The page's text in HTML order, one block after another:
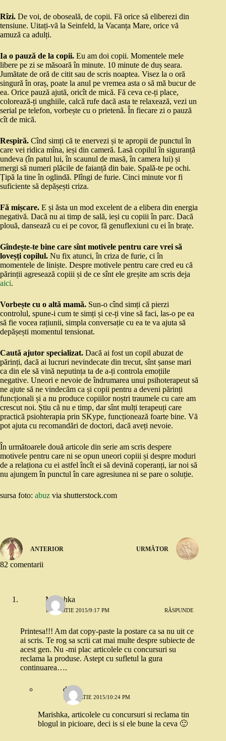
Rîzi. De voi, de oboseală, de copii. Fă orice să eliberezi din
tensiune. Uitați-vă la Seinfeld, la Vacanța Mare, orice vă
amuză ca adulți.
Ia o pauză de la copii. Eu am doi copii. Momentele mele
libere pe zi se măsoară în minute. 10 minute de duș seara.
Jumătate de oră de citit sau de scris noaptea. Visez la o oră
singură în oraș, poate la anul pe vremea asta o să mă bucur de
ea. Orice pauză ajută, oricît de mică. Fă ceva ce-ți place,
colorează-ți unghiile, calcă rufe dacă asta te relaxează, vezi un
serial pe telefon, vorbește cu o prietenă. În fiecare zi o pauză
cît de mică.
Respiră. Cînd simți că te enervezi și te apropii de punctul în
care vei ridica mîna, ieși din cameră. Lasă copilul în siguranță
undeva (în patul lui, în scaunul de masă, în camera lui) și
mergi să numeri plăcile de faianță din baie. Spală-te pe ochi.
Țipă la tine în oglindă. Plîngi de furie. Cinci minute vor fi
suficiente să depășești criza.
Fă mișcare. E și ăsta un mod excelent de a elibera din energia
negativă. Dacă nu ai timp de sală, ieși cu copiii în parc. Dacă
plouă, dansează cu ei pe covor, fă genuflexiuni cu ei în brațe.
Gîndește-te bine care sînt motivele pentru care vrei să
loveșți copilul. Nu fix atunci, în criza de furie, ci în
momentele de liniște. Despre motivele pentru care cred eu că
părinții agresează copiii și de ce sînt ele greșite am scris deja
aici.
Vorbește cu o altă mamă. Sun-o cînd simți că pierzi
controlul, spune-i cum te simți și ce-ți vine să faci, las-o pe ea
să fie vocea rațiunii, simpla conversație cu ea te va ajuta să
depășești momentul tensionat.
Caută ajutor specializat. Dacă ai fost un copil abuzat de
părinți, dacă ai lucruri nevindecate din trecut, sînt șanse mari
ca din ele să vină neputința ta de a-ți controla emoțiile
negative. Uneori e nevoie de îndrumarea unui psihoterapeut să
ne ajute să ne vindecăm ca și copii pentru a deveni părinți
funcționali și a nu produce copiilor noștri traumele cu care am
crescut noi. Știu că nu e timp, dar sînt mulți terapeuți care
practică psiohterapia prin SKype, funcționează foarte bine. Vă
pot ajuta cu recomandări de doctori, dacă aveți nevoie.
În următoarele două articole din serie am scris despere
motivele pentru care ni se opun uneori copiii și despre moduri
de a relaționa cu ei astfel încît ei să devină coperanți, iar noi să
nu ajungem în punctul în care agresiunea ni se pare o soluție.
sursa foto: abuz via shutterstock.com
ANTERIOR URMĂTOR
82 comentarii
Marishka
12 MARTIE 2015/9:17 PM RĂSPUNDE
Printesa!!! Am dat copy-paste la postare ca sa nu uit ce
ai scris. Te rog sa scrii cat mai multe despre subiecte de
acest gen. Nu -mi plac articolele cu concursuri su
reclama la produse. Astept cu sufletul la gura
continuarea….
dojo
12 MARTIE 2015/10:24 PM
Marishka, articolele cu concursuri si reclama tin
blogul in picioare, deci is si ele bune la ceva 🙂